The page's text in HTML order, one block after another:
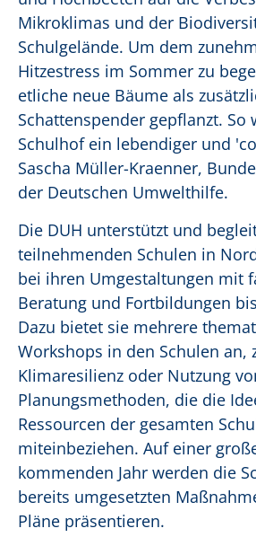
Mikroklimas und der
Schulgelände. Um dem
Hitzestress im Sommer zu
etliche neue Bäume als
Schattenspender gepflanzt. So
Schulhof ein lebendiger und
Sascha Müller-Kraenner,
der Deutschen Umwelthilfe.
Die DUH unterstützt und
teilnehmenden Schulen in
bei ihren Umgestaltungen mit
Beratung und Fortbildungen
Dazu bietet sie mehrere
Workshops in den Schulen an,
Klimaresilienz oder Nutzung
Planungsmethoden, die die
Ressourcen der gesamten
miteinbeziehen. Auf einer
kommenden Jahr werden die
bereits umgesetzten
Pläne präsentieren.